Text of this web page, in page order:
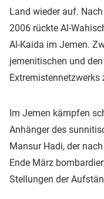
Land wieder auf.
2006 rückte Al-
Al-Kaida im Jemen.
jemenitischen und
Extremistennetzwerks
Im Jemen kämpfen
Anhänger des
Mansur Hadi, der
Ende März
Stellungen der